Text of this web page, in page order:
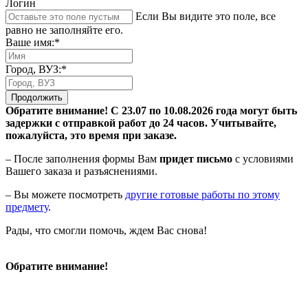
Логин
Если Вы видите это поле, все
равно не заполняйте его.
Ваше имя:*
Город, ВУЗ:*
Продолжить
Обратите внимание! С 23.07 по 10.08.2026 года могут быть
задержки с отправкой работ до 24 часов. Учитывайте,
пожалуйста, это время при заказе.
– После заполнения формы Вам придет письмо с условиями
Вашего заказа и разъяснениями.
– Вы можете посмотреть другие готовые работы по этому
предмету.
Рады, что смогли помочь, ждем Вас снова!
Обратите внимание!